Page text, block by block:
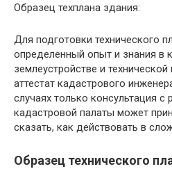
Образец техплана здания:
Для подготовки технического
определенный опыт и знания в
землеустройстве и
аттестат кадастрового
случаях только консультация с
кадастровой палаты может
сказать, как действовать в
Образец технического